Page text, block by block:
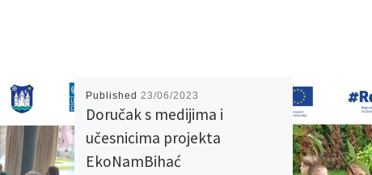
Published23/06/2023
Doručak s medijima i
učesnicima projekta
EkoNamBihać